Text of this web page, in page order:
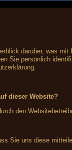
darüber, was
Sie persönlich
dieser Website?
den
Sie uns diese